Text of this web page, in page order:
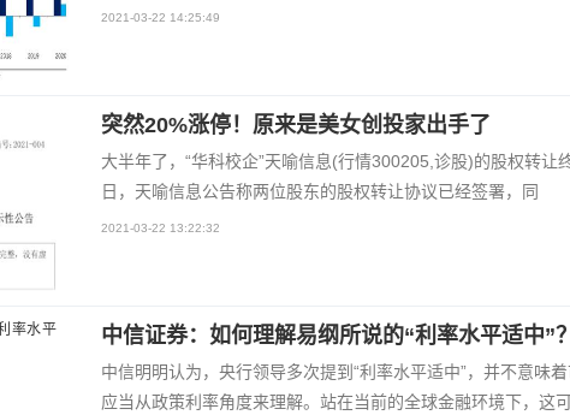
2021-03-22 14:25:49
突然20%涨停！原来是美女创投家出手了
大半年了，“华科校企”天喻信息(行情300205,诊股)的股权转让
日，天喻信息公告称两位股东的股权转让协议已经签署，同
2021-03-22 13:22:32
中信证券：如何理解易纲所说的“利率水平适中”？
中信明明认为，央行领导多次提到“利率水平适中”，并不意味
应当从政策利率角度来理解。站在当前的全球金融环境下，这